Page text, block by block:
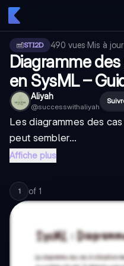
STI2D 490 vues·Mis à jour
Diagramme
en SysML –
Aliyah
@successwithaliyah
Les diagrammes des
peut sembler...
Affiche plus
1 of 1